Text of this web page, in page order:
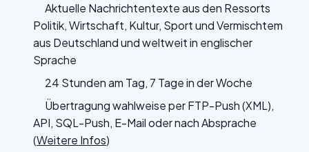
Aktuelle Nachrichtentexte aus den Ressorts
Politik, Wirtschaft, Kultur, Sport und Vermischtem
aus Deutschland und weltweit in englischer
Sprache
24 Stunden am Tag, 7 Tage in der Woche
Übertragung wahlweise per FTP-Push (XML),
API, SQL-Push, E-Mail oder nach Absprache
(Weitere Infos)